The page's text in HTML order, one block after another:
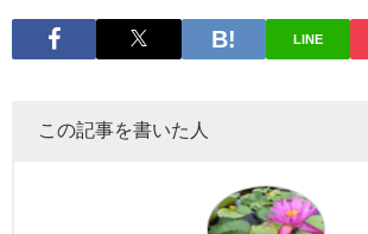
LINE
この記事を書いた人